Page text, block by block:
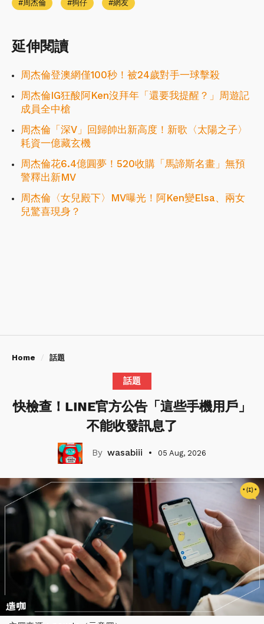
周杰倫 狗仔 網友
延伸閱讀
周杰倫登澳網僅100秒！被24歲對手一球擊殺
周杰倫IG狂酸阿Ken沒拜年「還要我提醒？」周遊記
成員全中槍
周杰倫「深V」回歸帥出新高度！新歌〈太陽之子〉
耗資一億藏玄機
周杰倫花6.4億圓夢！520收購「馬諦斯名畫」無預
警釋出新MV
周杰倫〈女兒殿下〉MV曝光！阿Ken變Elsa、兩女
兒驚喜現身？
Home 話題
話題
快檢查！LINE官方公告「這些手機用戶」
不能收發訊息了
wasabiii 05 Aug, 2026